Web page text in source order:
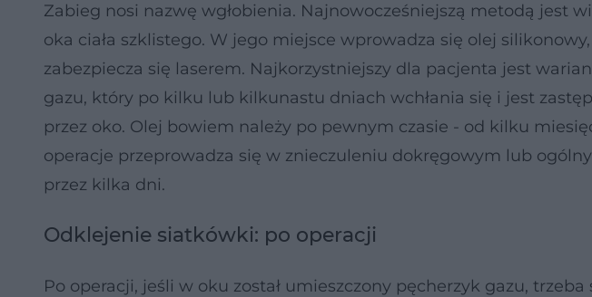
Zabieg nosi nazwę wgłobienia. Najnowocześniejszą metodą jest
oka ciała szklistego. W jego miejsce wprowadza się olej
zabezpiecza się laserem. Najkorzystniejszy dla pacjenta jest
gazu, który po kilku lub kilkunastu dniach wchłania się i jest
przez oko. Olej bowiem należy po pewnym czasie - od kilku
operacje przeprowadza się w znieczuleniu dokręgowym lub
przez kilka dni.
Odklejenie siatkówki: po operacji
Po operacji, jeśli w oku został umieszczony pęcherzyk gazu,